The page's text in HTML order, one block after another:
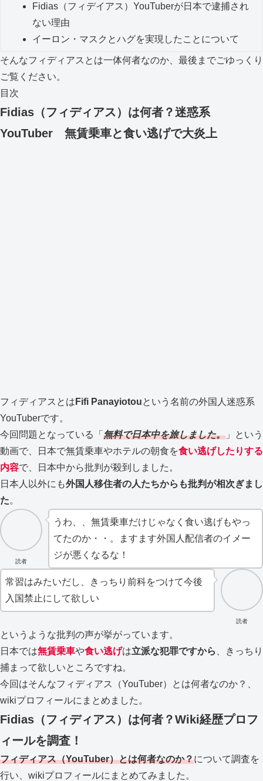
Fidias（フィデイアス）YouTuberが日本で逮捕され
ない理由
イーロン・マスクとハグを実現したことについて
そんなフィディアスとは一体何者なのか、最後までごゆっくり
ご覧ください。
目次
Fidias（フィディアス）は何者？迷惑系
YouTuber 無賃乗車と食い逃げで大炎上
フィディアスとは Fifi Panayiotouという名前の外国人迷惑系
YouTuberです。
今回問題となっている「 無料で日本中を旅しました。 」という
動画で、日本で無賃乗車やホテルの朝食を食い逃げしたりする
内容で、日本中から批判が殺到しました。
日本人以外にも外国人移住者の人たちからも批判が相次ぎまし
た。
読者
うわ、、無賃乗車だけじゃなく食い逃げもやっ
てたのか・・。ますます外国人配信者のイメー
ジが悪くなるな！
読者
常習はみたいだし、きっちり前科をつけて今後
入国禁止にして欲しい
というような批判の声が挙がっています。
日本では無賃乗車や食い逃げは立派な犯罪ですから
、きっちり
捕まって欲しいところですね。
今回はそんなフィディアス（YouTuber）とは何者なのか？、
wikiプロフィールにまとめました。
Fidias（フィディアス）は何者？Wiki経歴プロフ
ィールを調査！
フィディアス（YouTuber）とは何者なのか？について調査を
行い、wikiプロフィールにまとめてみました。